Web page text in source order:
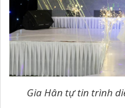
Gia Hân tự tin trình